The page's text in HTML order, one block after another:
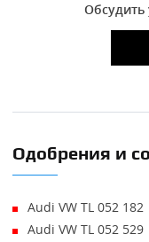
Обсудить
Одобрения и
Audi VW TL 052 182
Audi VW TL 052 529